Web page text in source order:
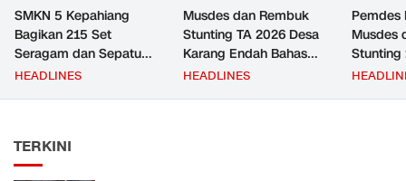
SMKN 5 Kepahiang
Bagikan 215 Set
Seragam dan Sepatu
Gratis kepada Siswa
HEADLINES
Musdes dan Rembuk
Stunting TA 2026 Desa
Karang Endah Bahas
Prioritas RKPDes dan
HEADLINES
Pemdes
Musdes
Stunting
Prioritas
TERKINI